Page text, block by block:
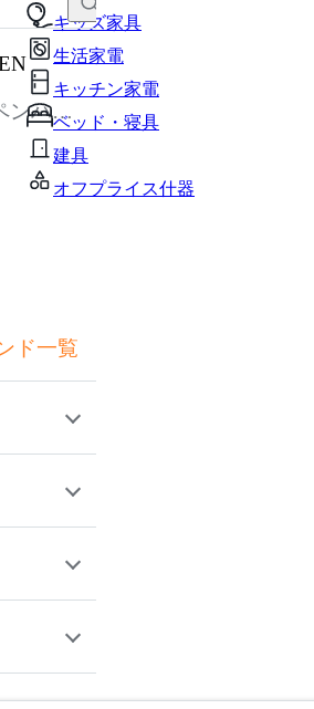
キッズ家具
生活家電
キッチン家電
ベッド・寝具
建具
オフプライス什器
ス
ンハー
ド一覧
mm